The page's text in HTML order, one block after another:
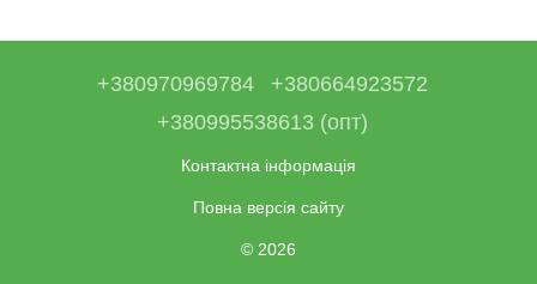
+380970969784
+380664923572
+380995538613 (опт)
Контактна інформація
Повна версія сайту
© 2026